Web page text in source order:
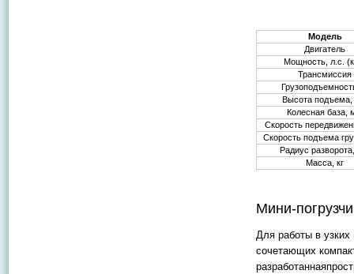
Модель
Двигатель
Мощность, л.с.
Трансмиссия
Высота
Колесная база,
Скорость
Скорость подъема
Радиус
Масса, кг
Мини-
Для работы в узких
сочетающих